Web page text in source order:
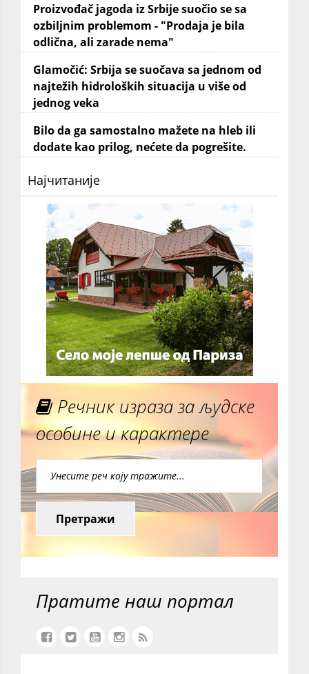
Proizvođač jagoda iz Srbije suočio se sa
ozbiljnim problemom - "Prodaja je bila
odlična, ali zarade nema"
Glamočić: Srbija se suočava sa jednom od
najtežih hidroloških situacija u više od
jednog veka
Bilo da ga samostalno mažete na hleb ili
dodate kao prilog, nećete da pogrešite.
Најчитаније
Речник израза за људске
особине и карактере
Претражи
Пратите наш портал